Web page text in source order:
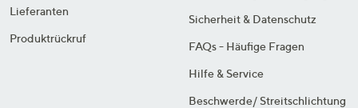
Lieferanten
Produktrückruf
Sicherheit & Datenschutz
FAQs - Häufige Fragen
Hilfe & Service
Beschwerde/ Streitschlichtung